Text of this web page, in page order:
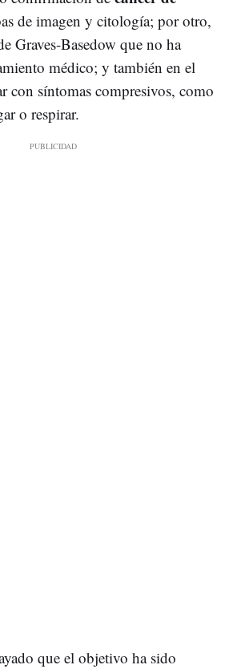
de imagen y citología; por otro,
Graves-Basedow que no ha
médico; y también en el
con síntomas compresivos, como
o respirar.
que el objetivo ha sido